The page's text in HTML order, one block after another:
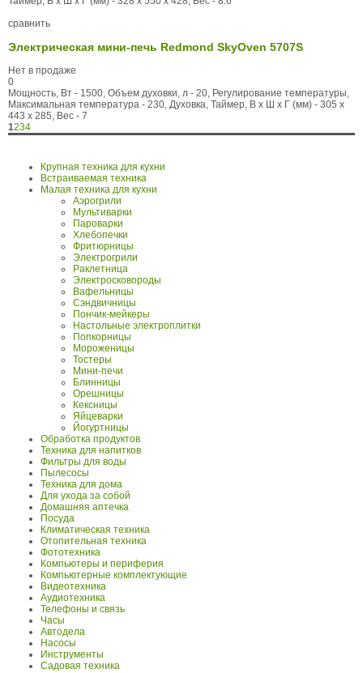
сравнить
Электрическая мини-печь Redmond SkyOven 5707S
Нет в продаже
0
Мощность, Вт - 1500, Объем духовки, л - 20, Регулирование температуры,
Максимальная температура - 230, Духовка, Таймер, В x Ш x Г (мм) - 305 x
443 x 285, Вес - 7
1234
Крупная техника для кухни
Встраиваемая техника
Малая техника для кухни
Аэрогрили
Мультиварки
Пароварки
Хлебопечки
Фритюрницы
Электрогрили
Раклетница
Электросковороды
Вафельницы
Сэндвичницы
Пончик-мейкеры
Настольные электроплитки
Попкорницы
Мороженицы
Тостеры
Мини-печи
Блинницы
Орешницы
Кексницы
Яйцеварки
Йогуртницы
Обработка продуктов
Техника для напитков
Фильтры для воды
Пылесосы
Техника для дома
Для ухода за собой
Домашняя аптечка
Посуда
Климатическая техника
Отопительная техника
Фототехника
Компьютеры и периферия
Компьютерные комплектующие
Видеотехника
Аудиотехника
Телефоны и связь
Часы
Автодела
Насосы
Инструменты
Садовая техника